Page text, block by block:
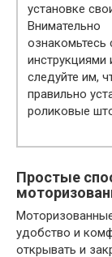
установке
Внимательно
ознакомьтесь
инструкциями
следуйте им,
правильно
роликовые
Простые
удобство и
открывать и